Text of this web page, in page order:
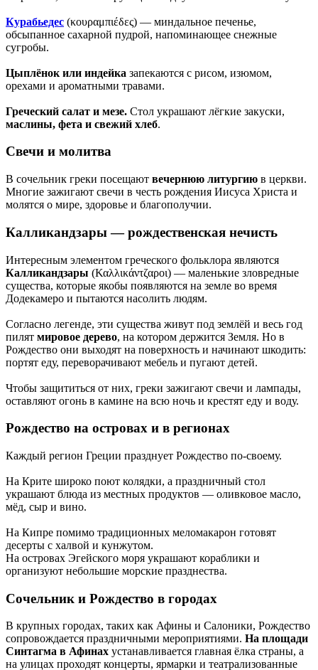
Курабьедес (κουραμπιέδες) — миндальное печенье,
обсыпанное сахарной пудрой, напоминающее снежные
сугробы.
Цыплёнок или индейка запекаются с рисом, изюмом,
орехами и ароматными травами.
Греческий салат и мезе. Стол украшают лёгкие закуски,
маслины, фета и свежий хлеб.
Свечи и молитва
В сочельник греки посещают вечернюю литургию в церкви.
Многие зажигают свечи в честь рождения Иисуса Христа и
молятся о мире, здоровье и благополучии.
Калликандзары — рождественская нечисть
Интересным элементом греческого фольклора являются
Калликандзары (Καλλικάντζαροι) — маленькие зловредные
существа, которые якобы появляются на земле во время
Додекамеро и пытаются насолить людям.
Согласно легенде, эти существа живут под землёй и весь год
пилят мировое дерево, на котором держится Земля. Но в
Рождество они выходят на поверхность и начинают шкодить:
портят еду, переворачивают мебель и пугают детей.
Чтобы защититься от них, греки зажигают свечи и лампады,
оставляют огонь в камине на всю ночь и крестят еду и воду.
Рождество на островах и в регионах
Каждый регион Греции празднует Рождество по-своему.
На Крите широко поют колядки, а праздничный стол
украшают блюда из местных продуктов — оливковое масло,
мёд, сыр и вино.
На Кипре помимо традиционных меломакарон готовят
десерты с халвой и кунжутом.
На островах Эгейского моря украшают кораблики и
организуют небольшие морские празднества.
Сочельник и Рождество в городах
В крупных городах, таких как Афины и Салоники, Рождество
сопровождается праздничными мероприятиями. На площади
Синтагма в Афинах устанавливается главная ёлка страны, а
на улицах проходят концерты, ярмарки и театрализованные